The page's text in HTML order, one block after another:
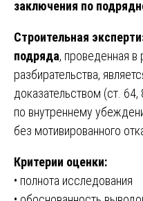
заключения по
Строительная
подряда, проведенная в
разбирательства,
доказательством (ст.
по внутреннему
без мотивированного
Критерии оценки:
• полнота исследования